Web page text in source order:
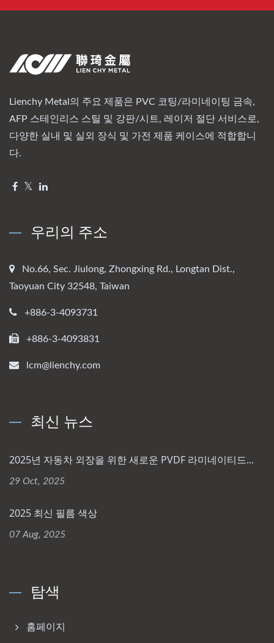
Lienchy Metal의 주요 제품은 PVC 코팅/라미네이팅 금속,
AFP 스테인리스 스틸 및 강판/시트, 레이저 절단 서비스로,
다양한 실내 및 실외 장식 및 가전 제품 케이스에 적합합니
다.
우리의 주소
No.66, Sec. Jiulong, Zhongxing Rd., Longtan Dist.,
Taoyuan City 32548, Taiwan
+886-3-4093731
+886-3-4093831
lcm@lienchy.com
최신 뉴스
2025년 자동차 외장을 위한 새로운 PVDF 라미네이티드...
29 Oct, 2025
2025 최신 필름 색상
07 Aug, 2025
탐색
홈페이지